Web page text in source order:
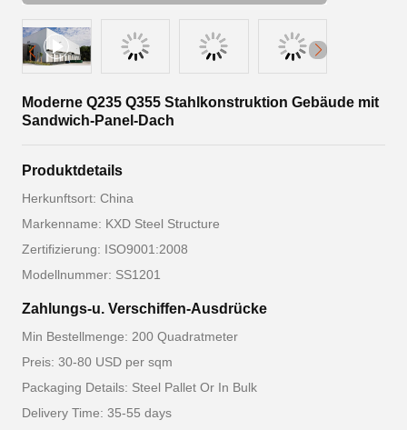
Moderne Q235 Q355 Stahlkonstruktion Gebäude mit
Sandwich-Panel-Dach
Produktdetails
Herkunftsort: China
Markenname: KXD Steel Structure
Zertifizierung: ISO9001:2008
Modellnummer: SS1201
Zahlungs-u. Verschiffen-Ausdrücke
Min Bestellmenge: 200 Quadratmeter
Preis: 30-80 USD per sqm
Packaging Details: Steel Pallet Or In Bulk
Delivery Time: 35-55 days